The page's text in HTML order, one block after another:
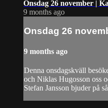
Onsdag 26 november |
9 months ago
Onsdag 26
9 months ago
Denna onsdagskväll
och Niklas Hugosson oss
Stefan Jansson bjuder på